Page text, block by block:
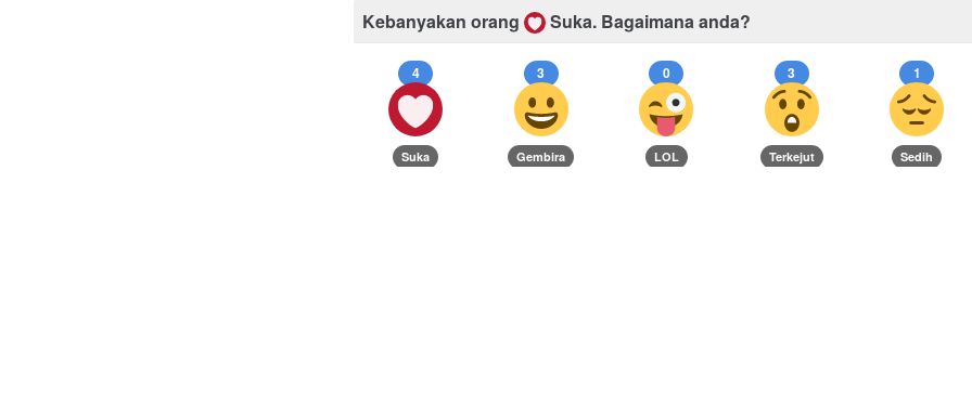
Kebanyakan orang Suka. Bagaimana anda?
4
Suka
3
Gembira
0
LOL
3
Terkejut
1
Sedih